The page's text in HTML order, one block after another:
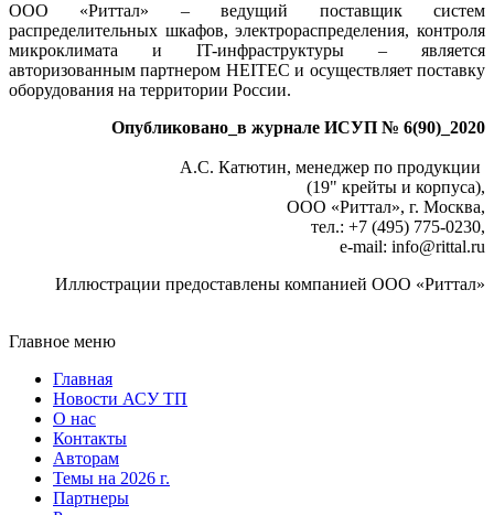
ООО «Риттал» – ведущий поставщик систем
распределительных шкафов, электрораспределения, контроля
микроклимата и IT-инфраструктуры – является
авторизованным партнером HEITEC и осуществляет поставку
оборудования на территории России.
Опубликовано_в журнале ИСУП № 6(90)_2020
А.С. Катютин, менеджер по продукции
(19" крейты и корпуса),
ООО «Риттал», г. Москва,
тел.: +7 (495) 775‑0230,
e‑mail: info@rittal.ru
Иллюстрации предоставлены компанией ООО «Риттал»
Главное меню
Главная
Новости АСУ ТП
О нас
Контакты
Авторам
Темы на 2026 г.
Партнеры